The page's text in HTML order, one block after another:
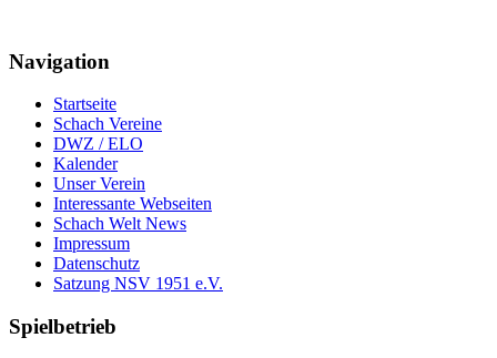
Navigation
Startseite
Schach Vereine
DWZ / ELO
Kalender
Unser Verein
Interessante Webseiten
Schach Welt News
Impressum
Datenschutz
Satzung NSV 1951 e.V.
Spielbetrieb